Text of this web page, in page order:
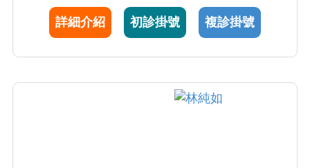
醫學研究，發表最新醫療新知
詳細介紹 初診掛號 複診掛號